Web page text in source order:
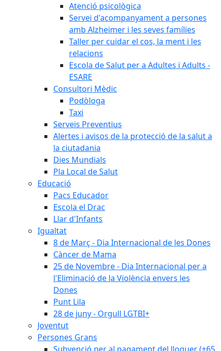
Atenció psicològica
Servei d'acompanyament a persones
amb Alzheimer i les seves famílies
Taller per cuidar el cos, la ment i les
relacions
Escola de Salut per a Adultes i Adults -
ESARE
Consultori Mèdic
Podòloga
Taxi
Serveis Preventius
Alertes i avisos de la protecció de la salut a
la ciutadania
Dies Mundials
Pla Local de Salut
Educació
Pacs Educador
Escola el Drac
Llar d'Infants
Igualtat
8 de Març - Dia Internacional de les Dones
Càncer de Mama
25 de Novembre - Dia Internacional per a
l'Eliminació de la Violència envers les
Dones
Punt Lila
28 de juny - Orgull LGTBI+
Joventut
Persones Grans